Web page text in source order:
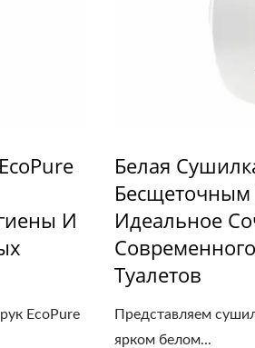
И
EcoPure
Белая
Идеальное
Туалетов
Представляем
ярком белом...